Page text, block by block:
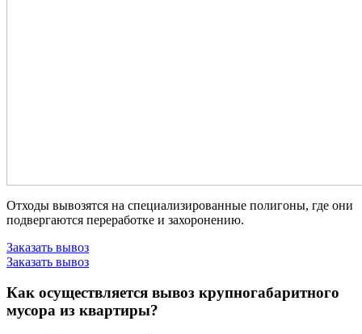
Отходы вывозятся на специализированные полигоны, где они
подвергаются переработке и захоронению.
Заказать вывоз
Заказать вывоз
Как осуществляется вывоз крупногабаритного
мусора из квартиры?